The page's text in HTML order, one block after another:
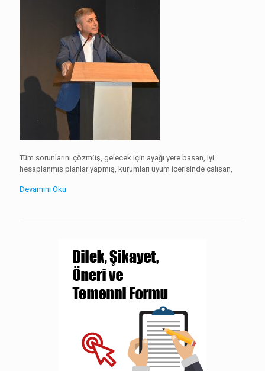
Tüm sorunlarını çözmüş, gelecek için ayağı yere basan, iyi
hesaplanmış planlar yapmış, kurumları uyum içerisinde çalışan,
Devamını Oku